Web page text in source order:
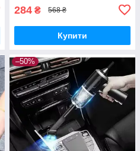
284 ₴ 568 ₴
Купити
–50%